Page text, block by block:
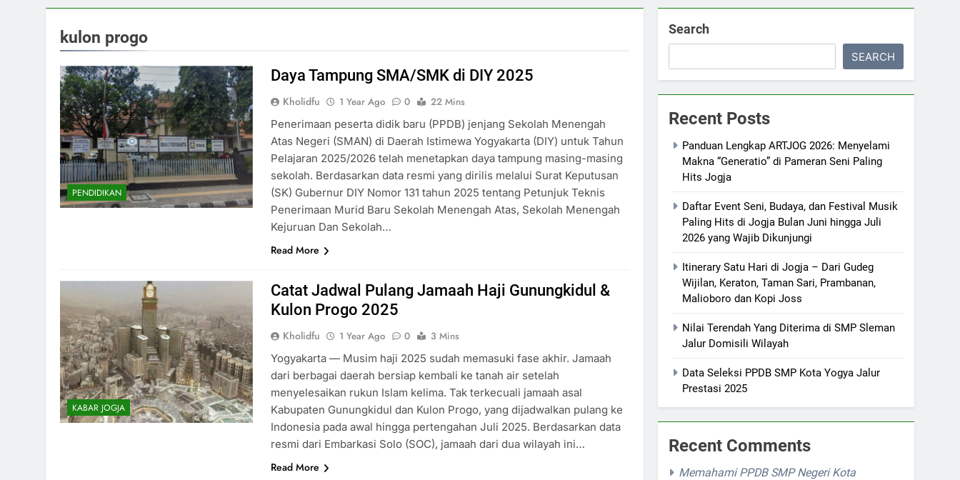
kulon progo
PENDIDIKAN
Daya Tampung SMA/SMK di DIY 2025
Kholidfu 1 Year Ago 0
22 Mins
Penerimaan peserta didik baru (PPDB) jenjang Sekolah Menengah
Atas Negeri (SMAN) di Daerah Istimewa Yogyakarta (DIY) untuk Tahun
Pelajaran 2025/2026 telah menetapkan daya tampung masing-masing
sekolah. Berdasarkan data resmi yang dirilis melalui Surat Keputusan
(SK) Gubernur DIY Nomor 131 tahun 2025 tentang Petunjuk Teknis
Penerimaan Murid Baru Sekolah Menengah Atas, Sekolah Menengah
Kejuruan Dan Sekolah…
Read More
KABAR JOGJA
Catat Jadwal Pulang Jamaah Haji Gunungkidul &
Kulon Progo 2025
Kholidfu 1 Year Ago 0
3 Mins
Yogyakarta — Musim haji 2025 sudah memasuki fase akhir. Jamaah
dari berbagai daerah bersiap kembali ke tanah air setelah
menyelesaikan rukun Islam kelima. Tak terkecuali jamaah asal
Kabupaten Gunungkidul dan Kulon Progo, yang dijadwalkan pulang ke
Indonesia pada awal hingga pertengahan Juli 2025. Berdasarkan data
resmi dari Embarkasi Solo (SOC), jamaah dari dua wilayah ini…
Read More
Search
SEARCH
Recent Posts
Panduan Lengkap ARTJOG 2026: Menyelami
Makna “Generatio” di Pameran Seni Paling
Hits Jogja
Daftar Event Seni, Budaya, dan Festival Musik
Paling Hits di Jogja Bulan Juni hingga Juli
2026 yang Wajib Dikunjungi
Itinerary Satu Hari di Jogja – Dari Gudeg
Wijilan, Keraton, Taman Sari, Prambanan,
Malioboro dan Kopi Joss
Nilai Terendah Yang Diterima di SMP Sleman
Jalur Domisili Wilayah
Data Seleksi PPDB SMP Kota Yogya Jalur
Prestasi 2025
Recent Comments
Memahami PPDB SMP Negeri Kota